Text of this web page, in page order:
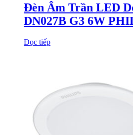
Đèn Âm Trần LED
DN027B G3 6W
Đọc tiếp